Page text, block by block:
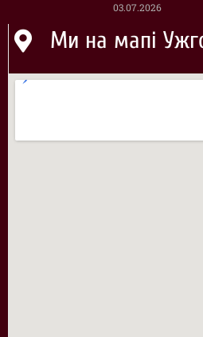
03.07.2026
Ми на мапі